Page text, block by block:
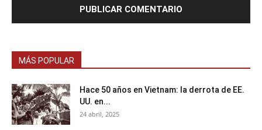
MÁS POPULAR
Hace 50 años en Vietnam: la derrota de EE.
UU. en...
24 abril, 2025